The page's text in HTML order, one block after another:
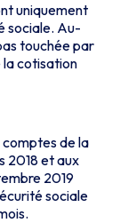
uniquement
sociale. Au-
touchée par
la cotisation
de la
2018 et aux
2019
sociale